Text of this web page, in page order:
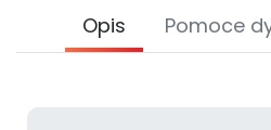
Opis Pomoce